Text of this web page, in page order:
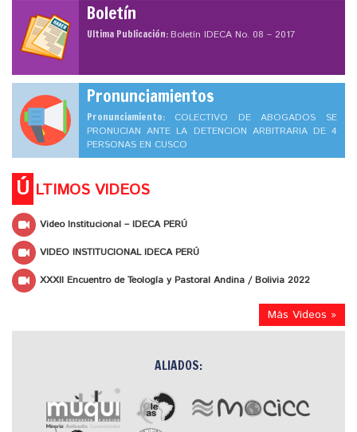
Boletín
Ultima Publicación:Boletín IDECA No. 08 – 2017
Pronunciamientos
Pronunciamiento: COLECTIVO DE ABOGADOS SE
PRONUCIAN ANTE LA DETENCION ARBITRARIA DE 4
PERSONAS EN CUSCO
Ú LTIMOS VIDEOS
Video Institucional – IDECA PERÚ
VIDEO INSTITUCIONAL IDECA PERÚ
XXXII Encuentro de Teología y Pastoral Andina / Bolivia 2022
Más Videos »
ALIADOS: